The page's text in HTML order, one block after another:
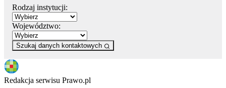
Rodzaj instytucji:
Województwo:
Szukaj danych kontaktowych
Redakcja serwisu Prawo.pl